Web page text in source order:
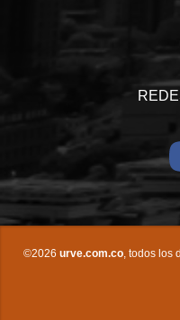
©2026 urve.com.co, todos los